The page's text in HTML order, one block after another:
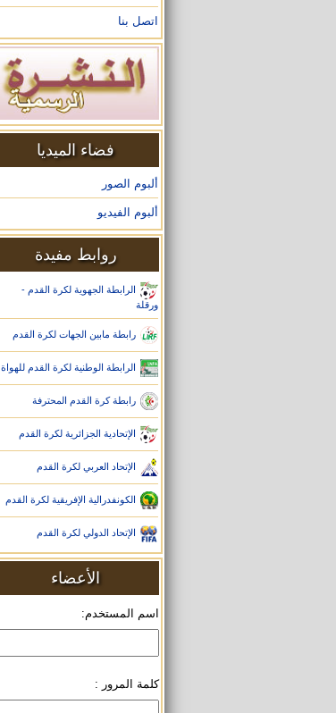
اتصل بنا
فضاء الميديا
ألبوم الصور
ألبوم الفيديو
روابط مفيدة
الرابطة الجهوية لكرة القدم -
ورقلة
رابطة مابين الجهات لكرة القدم
الرابطة الوطنية لكرة القدم للهواة
رابطة كرة القدم المحترفة
الإتحادية الجزائرية لكرة القدم
الإتحاد العربي لكرة القدم
الكونفدرالية الإفريقية لكرة القدم
الإتحاد الدولي لكرة القدم
الأعضاء
اسم المستخدم:
كلمة المرور :